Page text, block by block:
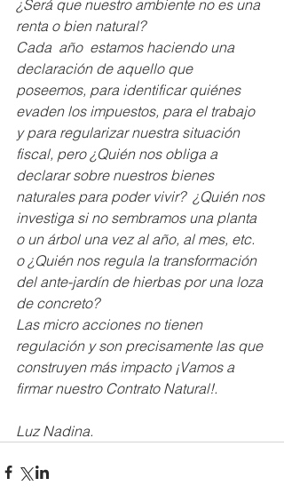
¿Será que nuestro ambiente no es una
renta o bien natural?
Cada  año  estamos haciendo una
declaración de aquello que
poseemos, para identificar quiénes
evaden los impuestos, para el trabajo
y para regularizar nuestra situación
fiscal, pero ¿Quién nos obliga a
declarar sobre nuestros bienes
naturales para poder vivir?  ¿Quién nos
investiga si no sembramos una planta
o un árbol una vez al año, al mes, etc.
o ¿Quién nos regula la transformación
del ante-jardín de hierbas por una loza
de concreto?
Las micro acciones no tienen
regulación y son precisamente las que
construyen más impacto ¡Vamos a
firmar nuestro Contrato Natural!.
Luz Nadina.